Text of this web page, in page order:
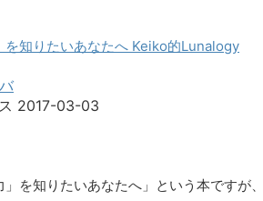
を知りたいあなたへ Keiko的Lunalogy
2017-03-03
」を知りたいあなたへ」という本ですが、